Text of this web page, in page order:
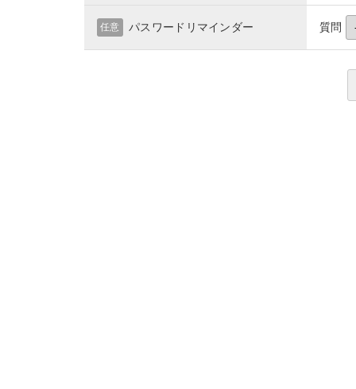
パスワードリマインダー
任意 質問